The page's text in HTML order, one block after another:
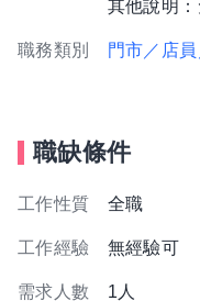
其他說明
職務類別 門市／店
職缺條件
工作性質 全職
工作經驗 無經驗可
需求人數 1人